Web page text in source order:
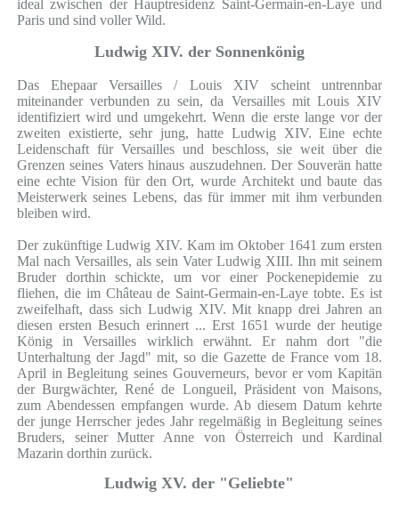
ideal zwischen der Hauptresidenz Saint-Germain-en-Laye und
Paris und sind voller Wild.
Ludwig XIV. der Sonnenkönig
Das Ehepaar Versailles / Louis XIV scheint untrennbar
miteinander verbunden zu sein, da Versailles mit Louis XIV
identifiziert wird und umgekehrt. Wenn die erste lange vor der
zweiten existierte, sehr jung, hatte Ludwig XIV. Eine echte
Leidenschaft für Versailles und beschloss, sie weit über die
Grenzen seines Vaters hinaus auszudehnen. Der Souverän hatte
eine echte Vision für den Ort, wurde Architekt und baute das
Meisterwerk seines Lebens, das für immer mit ihm verbunden
bleiben wird.
Der zukünftige Ludwig XIV. Kam im Oktober 1641 zum ersten
Mal nach Versailles, als sein Vater Ludwig XIII. Ihn mit seinem
Bruder dorthin schickte, um vor einer Pockenepidemie zu
fliehen, die im Château de Saint-Germain-en-Laye tobte. Es ist
zweifelhaft, dass sich Ludwig XIV. Mit knapp drei Jahren an
diesen ersten Besuch erinnert ... Erst 1651 wurde der heutige
König in Versailles wirklich erwähnt. Er nahm dort "die
Unterhaltung der Jagd" mit, so die Gazette de France vom 18.
April in Begleitung seines Gouverneurs, bevor er vom Kapitän
der Burgwächter, René de Longueil, Präsident von Maisons,
zum Abendessen empfangen wurde. Ab diesem Datum kehrte
der junge Herrscher jedes Jahr regelmäßig in Begleitung seines
Bruders, seiner Mutter Anne von Österreich und Kardinal
Mazarin dorthin zurück.
Ludwig XV. der "Geliebte"